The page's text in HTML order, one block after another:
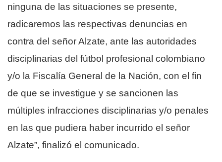
ninguna de las situaciones se presente,
radicaremos las respectivas denuncias en
contra del señor Alzate, ante las autoridades
disciplinarias del fútbol profesional colombiano
y/o la Fiscalía General de la Nación, con el fin
de que se investigue y se sancionen las
múltiples infracciones disciplinarias y/o penales
en las que pudiera haber incurrido el señor
Alzate”, finalizó el comunicado.